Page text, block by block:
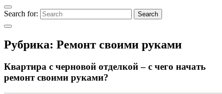
Search for: Search
Рубрика: Ремонт своими руками
Квартира с черновой отделкой – с чего начать
ремонт своими руками?